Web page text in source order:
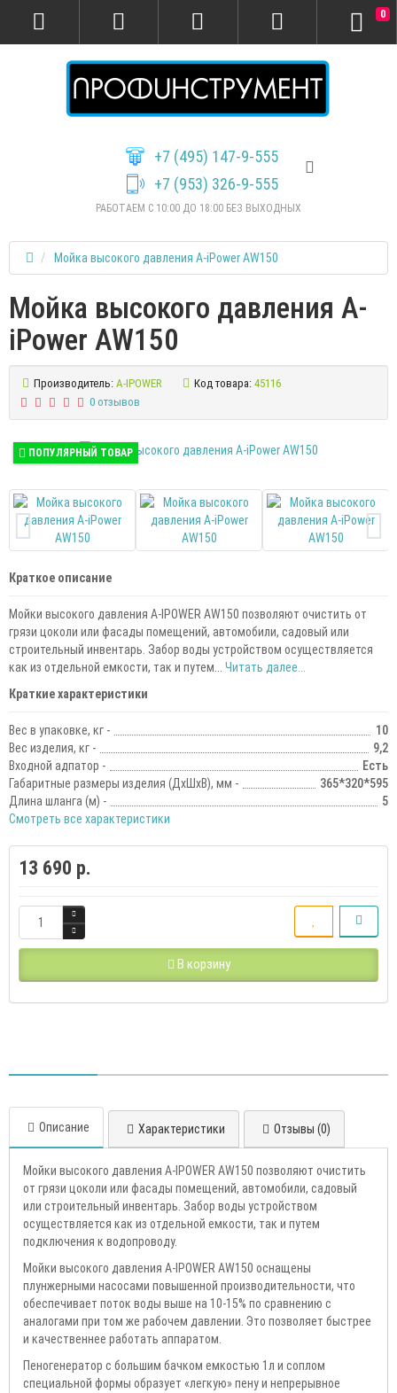
+7 (495) 147-9-555
+7 (953) 326-9-555
РАБОТАЕМ С 10:00 ДО 18:00 БЕЗ ВЫХОДНЫХ
0
Мойка высокого давления A-iPower AW150
Мойка высокого давления A-
iPower AW150
Производитель: A-IPOWER Код товара: 45116
0 отзывов
ПОПУЛЯРНЫЙ ТОВАР
Краткое описание
Мойки высокого давления A-IPOWER AW150 позволяют очистить от
грязи цоколи или фасады помещений, автомобили, садовый или
строительный инвентарь. Забор воды устройством осуществляется
как из отдельной емкости, так и путем... Читать далее...
Краткие характеристики
Вес в упаковке, кг -
10
Вес изделия, кг -
9,2
Входной адпатор -
Есть
Габаритные размеры изделия (ДхШхВ), мм -
365*320*595
Длина шланга (м) -
5
Смотреть все характеристики
13 690 р.
В корзину
Описание Характеристики Отзывы (0)
Мойки высокого давления A-IPOWER AW150 позволяют очистить
от грязи цоколи или фасады помещений, автомобили, садовый
или строительный инвентарь. Забор воды устройством
осуществляется как из отдельной емкости, так и путем
подключения к водопроводу.
Мойки высокого давления A-IPOWER AW150 оснащены
плунжерными насосами повышенной производительности, что
обеспечивает поток воды выше на 10-15% по сравнению с
аналогами при том же рабочем давлении. Это позволяет быстрее
и качественнее работать аппаратом.
Пеногенератор с большим бачком емкостью 1л и соплом
специальной формы образует «легкую» пену и непрерывное